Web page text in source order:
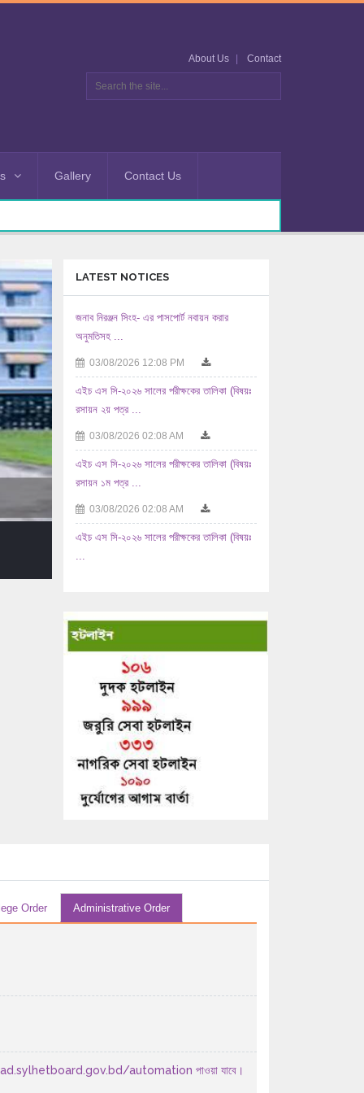
About Us Contact
Gallery Contact Us
LATEST NOTICES
জনাব নিরঞ্জন সিংহ- এর পাসপোর্ট নবায়ন করার
অনুমতিসহ ...
03/08/2026 12:08 PM
এইচ এস সি-২০২৬ সালের পরীক্ষকের তালিকা (বিষয়ঃ
রসায়ন ২য় পত্র ...
03/08/2026 02:08 AM
এইচ এস সি-২০২৬ সালের পরীক্ষকের তালিকা (বিষয়ঃ
রসায়ন ১ম পত্র ...
03/08/2026 02:08 AM
এইচ এস সি-২০২৬ সালের পরীক্ষকের তালিকা (বিষয়ঃ
...
যুক্তিবিদ্যা ...
02/08/2026 10:08 AM
এইচ এস সি-২০২৬ সালের পরীক্ষকের তালিকা (বিষয়ঃ
29/07/2026 04:07 AM
এইচ এস সি-২০২৬ সালের পরীক্ষকের তালিকা (বিষয়ঃ
29/07/2026 04:07 AM
এইচ এস সি-২০২৬ সালের পরীক্ষকের তালিকা (বিষয়ঃ
হিসাববিজ্ঞান ...
মূল্যায়নের পর ...
২০২৬ সালের এইচএসসি/সমমান পরীক্ষায় অংশগ্রহণ
করতে ইচ্ছুক ...
Order Administrative Order
automation পাওয়া যাবে।